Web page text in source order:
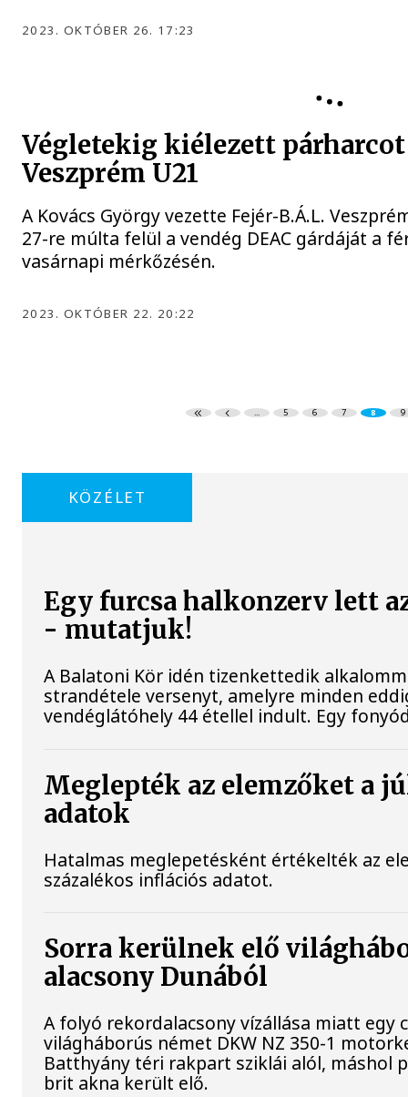
2023. OKTÓBER 26. 17:23
Végletekig kiélezett
Veszprém U21
A Kovács György vezette Fejér-B.Á.L.
27-re múlta felül a vendég DEAC gárdáját a
vasárnapi mérkőzésén.
2023. OKTÓBER 22. 20:22
... 5 6 7 8 9
KÖZÉLET
Egy furcsa halkonzerv lett
- mutatjuk!
A Balatoni Kör idén tizenkettedik
strandétele versenyt, amelyre minden
vendéglátóhely 44 étellel indult. Egy
Meglepték az elemzőket a
adatok
Hatalmas meglepetésként értékelték az
százalékos inflációs adatot.
Sorra kerülnek elő
alacsony Dunából
A folyó rekordalacsony vízállása miatt egy
világháborús német DKW NZ 350-1
Batthyány téri rakpart sziklái alól, máshol
brit akna került elő.